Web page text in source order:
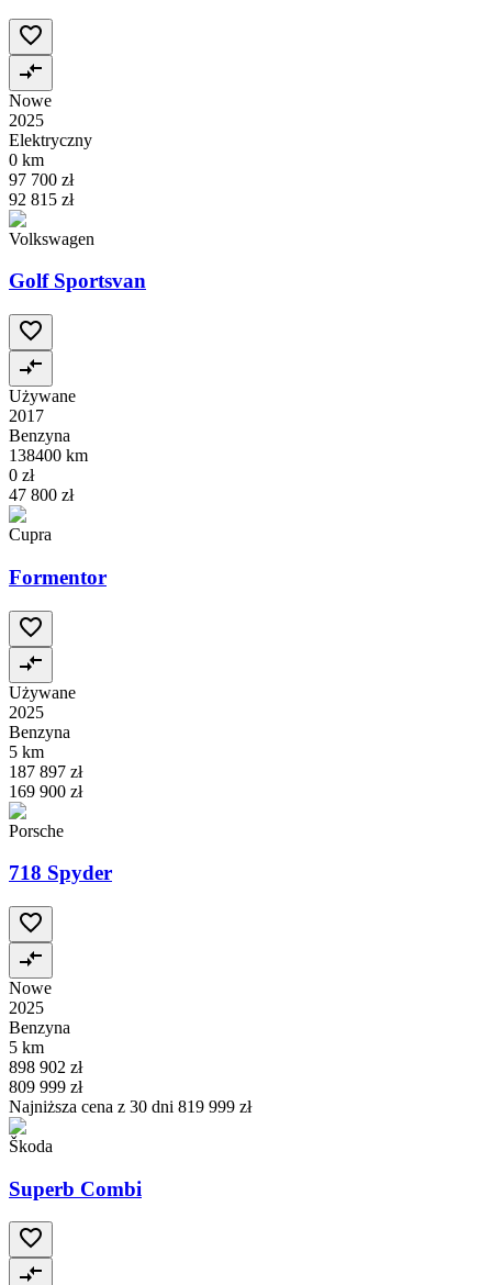
Nowe
2025
Elektryczny
0 km
97 700 zł
92 815 zł
Volkswagen
Golf Sportsvan
Używane
2017
Benzyna
138400 km
0 zł
47 800 zł
Cupra
Formentor
Używane
2025
Benzyna
5 km
187 897 zł
169 900 zł
Porsche
718 Spyder
Nowe
2025
Benzyna
5 km
898 902 zł
809 999 zł
Najniższa cena z 30 dni 819 999 zł
Škoda
Superb Combi